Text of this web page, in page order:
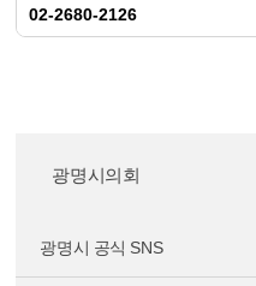
02-2680-2126
광명시의회
광명시 공식 SNS